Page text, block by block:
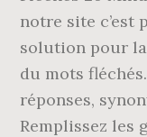
notre site c’est
solution pour
du mots
réponses,
Remplissez les